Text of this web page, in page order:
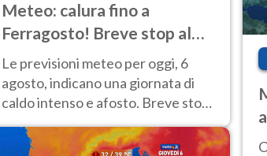
Meteo: calura fino a
Ferragosto! Breve stop al
Nord tra 7 e 9 agosto
Le previsioni meteo per oggi, 6
agosto, indicano una giornata di
caldo intenso e afosto. Breve stop
all'Anticiclone solo sulle regioni del
Nord.